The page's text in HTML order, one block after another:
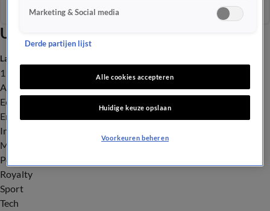
Uitzendingen
Seizoen 2026
Laatste nieuws
112
Advies & Tips
Economie
Entertainment
Infrastructuur
Milieu en Gezondheid
Politiek
Royalty
Sport
Tech
Marketing & Social media
Derde partijen lijst
Alle cookies accepteren
Huidige keuze opslaan
Voorkeuren beheren